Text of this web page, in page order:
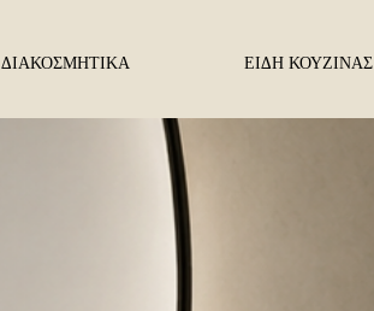
ΔΙΑΚΟΣΜΗΤΙΚΑ ΕΙΔΗ ΚΟΥΖΙΝΑΣ